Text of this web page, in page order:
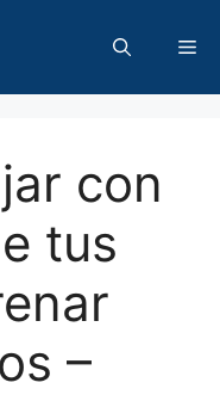
con
tus
–